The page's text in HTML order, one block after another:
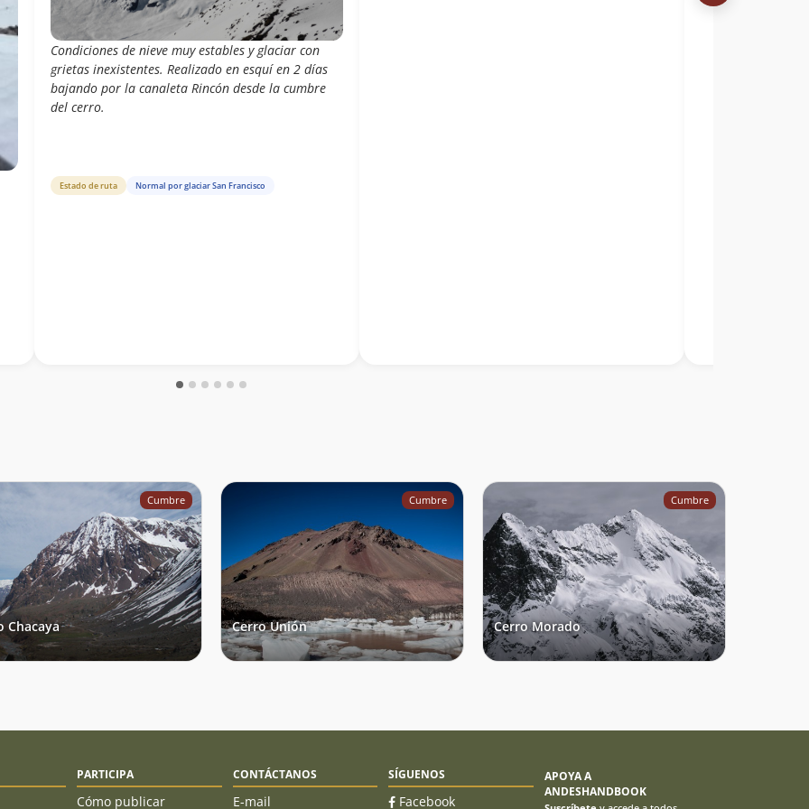
Condiciones de nieve muy estables y glaciar con
grietas inexistentes. Realizado en esquí en 2 días
bajando por la canaleta Rincón desde la cumbre
del cerro.
Estado de ruta Normal por glaciar San Francisco
Cumbre
Chacaya
Cumbre
Cerro Unión
Cumbre
Cerro Morado
PARTICIPA
Cómo publicar
CONTÁCTANOS
E-mail
SÍGUENOS
Facebook
APOYA A
ANDESHANDBOOK